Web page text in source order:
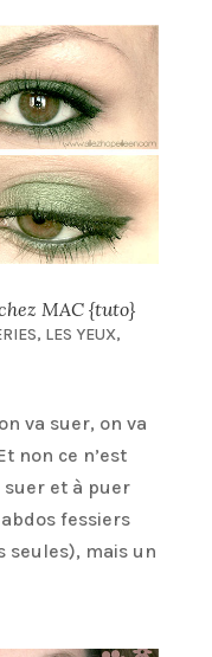
MAC {tuto}
, LES YEUX,
va suer, on va
non ce n’est
et à puer
fessiers
seules), mais un